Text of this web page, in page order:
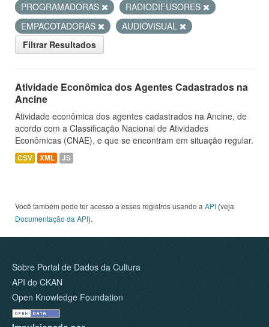
PROGRAMADORAS
RADIODIFUSORES
EMPACOTADORAS
AUDIOVISUAL
Filtrar Resultados
Atividade Econômica dos Agentes Cadastrados na
Ancine
Atividade econômica dos agentes cadastrados na Ancine, de
acordo com a Classificação Nacional de Atividades
Econômicas (CNAE), e que se encontram em situação regular.
CSV XML JS
Você também pode ter acesso a esses registros usando a API (veja
Documentação da API).
Sobre Portal de Dados da Cultura
API do CKAN
Open Knowledge Foundation